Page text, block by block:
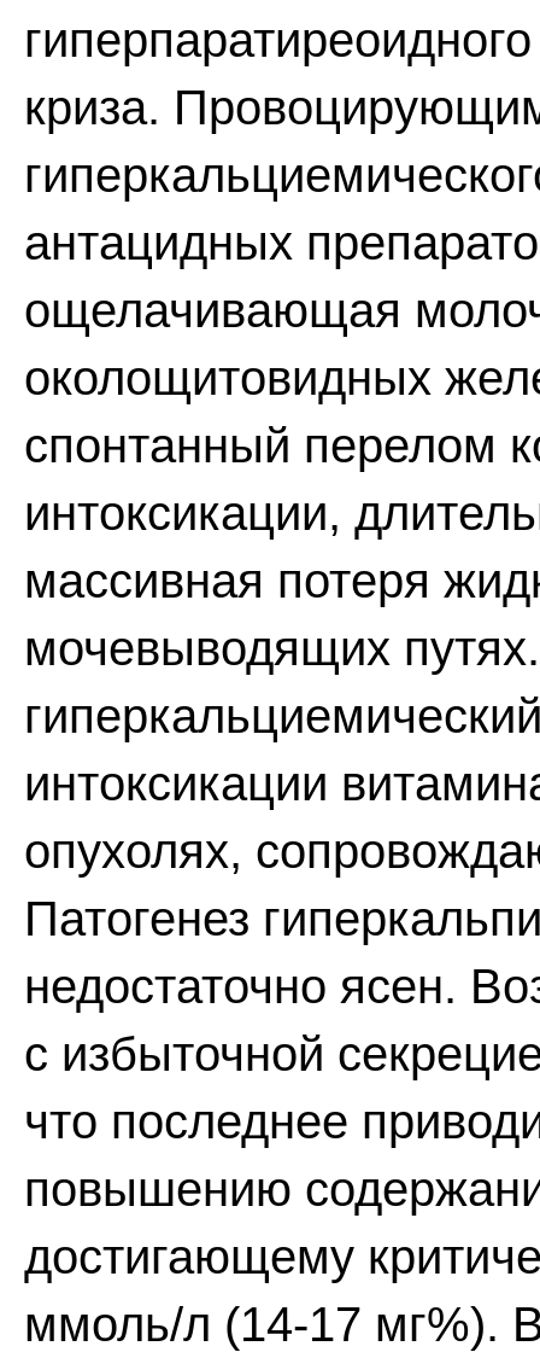
криза.
антацидных
ощелачивающая
околощитовидных
спонтанный перелом
интоксикации,
массивная потеря
мочевыводящих
интоксикации
опухолях,
Патогенез
недостаточно ясен.
с избыточной
что последнее
повышению
достигающему
ммоль/л (14-17 мг%).